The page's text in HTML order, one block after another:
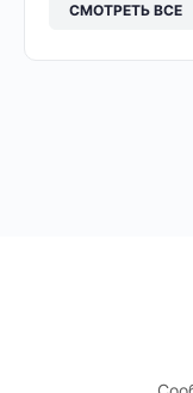
СМОТРЕТЬ ВСЕ